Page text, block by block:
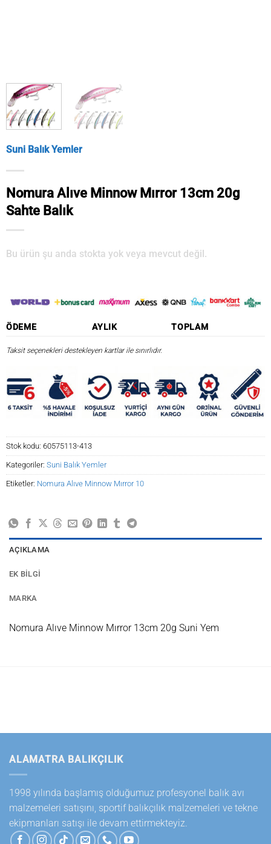
Suni Balık Yemler
Nomura Alıve Minnow Mırror 13cm 20g
Sahte Balık
Bu ürün şu anda stokta yok veya mevcut değil.
ÖDEME AYLIK TOPLAM
Taksit seçenekleri destekleyen kartlar ile sınırlıdır.
Stok kodu: 60575113-413
Kategoriler: Suni Balık Yemler
Etiketler: Nomura Alıve Minnow Mırror 10
AÇIKLAMA
EK BILGI
MARKA
Nomura Alıve Minnow Mırror 13cm 20g Suni Yem
ALAMATRA BALIKÇILIK
1998 yılında başlamış olduğumuz profesyonel balık avı
malzemeleri satışını, sportif balıkçılık malzemeleri ve tekne
ekipmanları satışı ile devam ettirmekteyiz.